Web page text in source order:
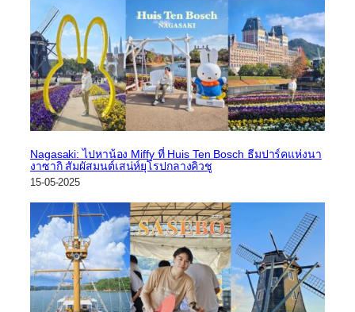
Nagasaki: ไปหาน้อง Miffy ที่ Huis Ten Bosch ธีมปาร์คแห่งนา
งาซากิ สัมผัสมนต์เสน่ห์ยุโรปกลางคิวชู
15-05-2025